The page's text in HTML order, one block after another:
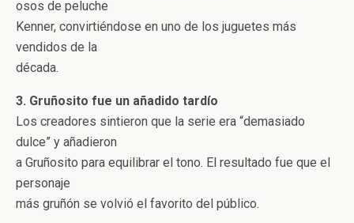
osos de peluche
Kenner, convirtiéndose en uno de los juguetes más
vendidos de la
década.
3. Gruñosito fue un añadido tardío
Los creadores sintieron que la serie era “demasiado
dulce” y añadieron
a Gruñosito para equilibrar el tono. El resultado fue que el
personaje
más gruñón se volvió el favorito del público.